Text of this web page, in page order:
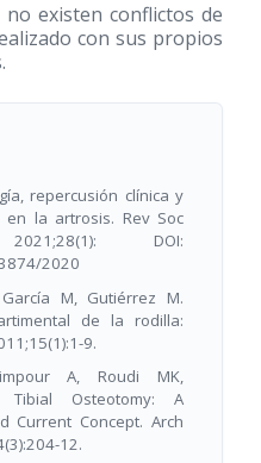
existen conflictos de
con sus propios
repercusión clínica y
en la artrosis. Rev Soc
DOI:
2020
M, Gutiérrez M.
de la rodilla:
9.
A, Roudi MK,
Tibial Osteotomy: A
Current Concept. Arch
12.